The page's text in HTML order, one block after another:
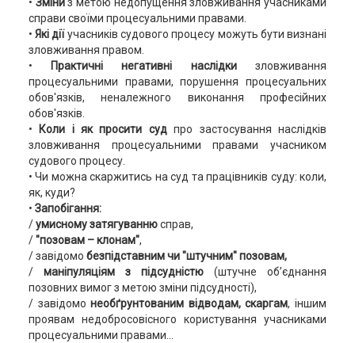
• Зміниз метою недопущення зловживання учасниками
справи своїми процесуальними правами.
•Які діїучасників судового процесу можуть бути визнані
зловживання правом.
•
Практичні негативні наслідкизловживання
процесуальними правами, порушення процесуальних
обов'язків, неналежного виконання професійних
обов'язків.
•
Коли і як просити судпро застосування наслідків
зловживання процесуальними правами учасником
судового процесу.
• Чи можна скаржитись на суд та працівників суду: коли,
як, куди?
• Запобігання:
/умисному затягуваннюсправ,
/"позовам – клонам",
/ завідомо безпідставним чи "штучним" позовам,
/ маніпуляціям з підсудністю (штучне об’єднання
позовних вимог з метою зміни підсудності),
/ завідомонеобґрунтованим відводам, скаргам, іншим
проявам недобросовісного користування учасниками
процесуальними правами...